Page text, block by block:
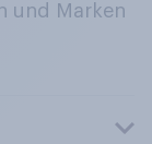
und Marken